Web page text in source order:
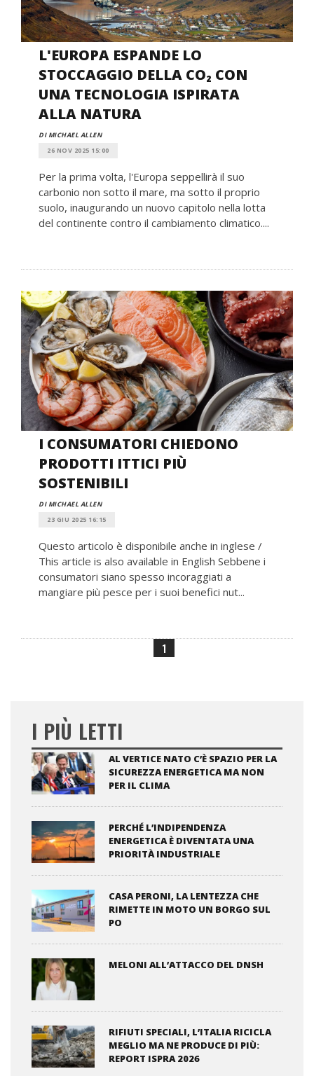
L'EUROPA ESPANDE LO
STOCCAGGIO DELLA CO₂ CON
UNA TECNOLOGIA ISPIRATA
ALLA NATURA
DI MICHAEL ALLEN
26 NOV 2025 15:00
Per la prima volta, l'Europa seppellirà il suo
carbonio non sotto il mare, ma sotto il proprio
suolo, inaugurando un nuovo capitolo nella lotta
del continente contro il cambiamento climatico....
I CONSUMATORI CHIEDONO
PRODOTTI ITTICI PIÙ
SOSTENIBILI
DI MICHAEL ALLEN
23 GIU 2025 16:15
Questo articolo è disponibile anche in inglese /
This article is also available in English Sebbene i
consumatori siano spesso incoraggiati a
mangiare più pesce per i suoi benefici nut...
1
I PIÙ LETTI
AL VERTICE NATO C’È SPAZIO PER LA
SICUREZZA ENERGETICA MA NON
PER IL CLIMA
PERCHÉ L’INDIPENDENZA
ENERGETICA È DIVENTATA UNA
PRIORITÀ INDUSTRIALE
CASA PERONI, LA LENTEZZA CHE
RIMETTE IN MOTO UN BORGO SUL
PO
MELONI ALL’ATTACCO DEL DNSH
RIFIUTI SPECIALI, L’ITALIA RICICLA
MEGLIO MA NE PRODUCE DI PIÙ:
REPORT ISPRA 2026